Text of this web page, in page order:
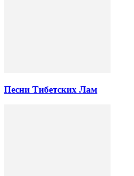
Песни Тибетских Лам